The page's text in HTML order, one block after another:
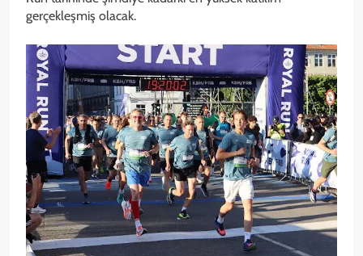
gerçekleşmiş olacak.